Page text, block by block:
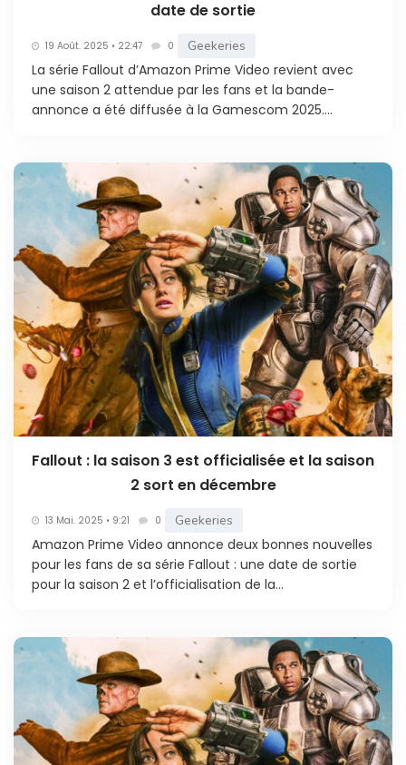
date de sortie
19 Août. 2025 • 22:47 0 Geekeries
La série Fallout d’Amazon Prime Video revient avec
une saison 2 attendue par les fans et la bande-
annonce a été diffusée à la Gamescom 2025....
Fallout : la saison 3 est officialisée et la saison
2 sort en décembre
13 Mai. 2025 • 9:21 0 Geekeries
Amazon Prime Video annonce deux bonnes nouvelles
pour les fans de sa série Fallout : une date de sortie
pour la saison 2 et l’officialisation de la...